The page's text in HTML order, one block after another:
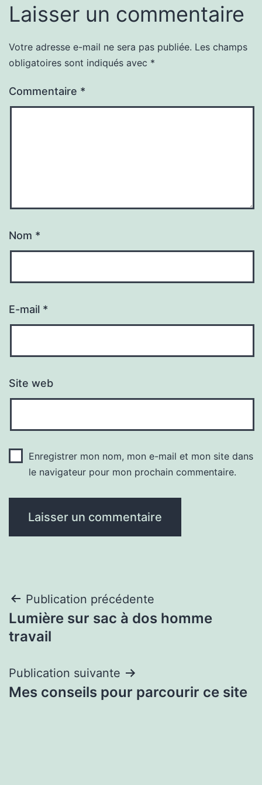
Laisser un commentaire
Votre adresse e-mail ne sera pas publiée. Les champs
obligatoires sont indiqués avec *
Commentaire *
Nom *
E-mail *
Site web
Enregistrer mon nom, mon e-mail et mon site dans
le navigateur pour mon prochain commentaire.
Navigation
de
Publication précédente
Lumière sur sac à dos homme
travail
Publication suivante
Mes conseils pour parcourir ce site